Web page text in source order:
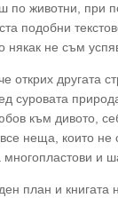
животни, при
подобни
някак не съм
открих другата
суровата
към дивото,
неща, които не
и
план и